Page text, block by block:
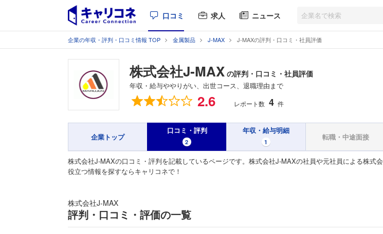
口コミ 求人 ニュース
企業の年収・評判・口コミ情報 TOP 金属製品 J‐MAX J‐MAXの評判・口コミ・社員評価
株式会社J‐MAX の評判・口コミ・社員評価
年収・給与ややりがい、出世コース、退職理由まで
総合評価 2.6 レポート数 4 件
企業トップ
口コミ・評判
2
年収・給与明細
1
転職・中途面接
株式会社J‐MAXの口コミ・評判を記載しているページです。株式会社J‐MAXの社員や元社員による株
役立つ情報を探すならキャリコネで！
株式会社J‐MAX
評判・口コミ・評価の一覧